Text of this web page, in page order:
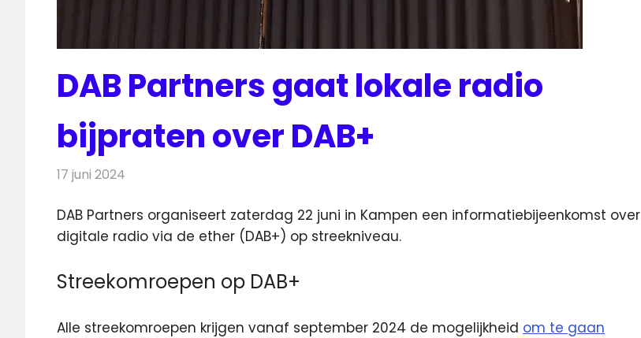
DAB Partners gaat lokale radio
bijpraten over DAB+
17 juni 2024
DAB Partners organiseert zaterdag 22 juni in Kampen een informatiebijeenkomst over
digitale radio via de ether (DAB+) op streekniveau.
Streekomroepen op DAB+
Alle streekomroepen krijgen vanaf september 2024 de mogelijkheid om te gaan